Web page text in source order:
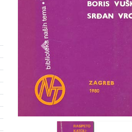
Previous